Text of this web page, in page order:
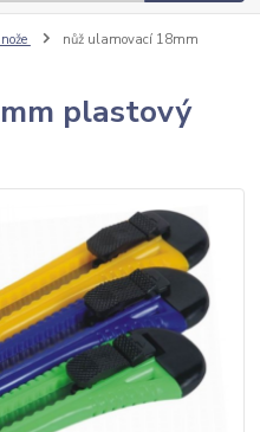
nůž ulamovací 18mm
plastový